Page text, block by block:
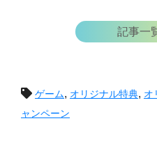
記事一
投
稿
ゲーム, オリジナル特典, オ
ャンペーン